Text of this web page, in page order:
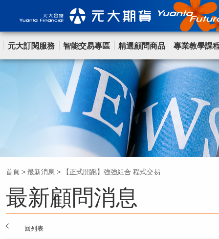
元大訂閱服務 智能交易專區 精選顧問商品 專業教學課
首頁 > 最新消息 > 【正式開跑】強強組合 程式交易
最新顧問消息
回列表